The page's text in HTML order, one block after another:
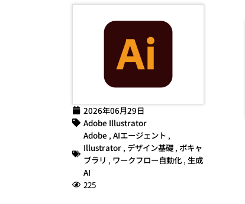
2026年06月29日
Adobe Illustrator
Adobe , AIエージェント ,
Illustrator , デザイン基礎 , ボキャ
ブラリ , ワークフロー自動化 , 生成
AI
225